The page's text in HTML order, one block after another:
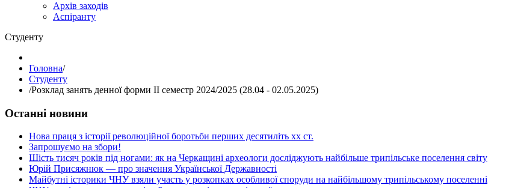
Архів заходів
Аспіранту
Студенту
Головна/
Студенту
/Розклад занять денної форми ІІ семестр 2024/2025 (28.04 - 02.05.2025)
Останні новини
Нова праця з історії революційної боротьби перших десятиліть хх ст.
Запрошуємо на збори!
Шість тисяч років під ногами: як на Черкащині археологи досліджують найбільше трипільське поселення світу
Юрій Присяжнюк — про значення Української Державності
Майбутні історики ЧНУ взяли участь у розкопках особливої споруди на найбільшому трипільському поселенні